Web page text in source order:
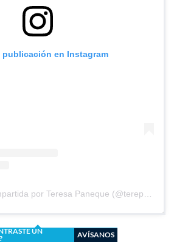
publicación en Instagram
Una publicación compartida por Teresa Paneque (@terepaneque)
UN
AVÍSANOS